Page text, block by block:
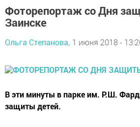
Фоторепортаж со Дня
Заинске
Ольга Степанова, 1 июня 2018 -
В эти минуты в парке им. Р.Ш.
защиты детей.